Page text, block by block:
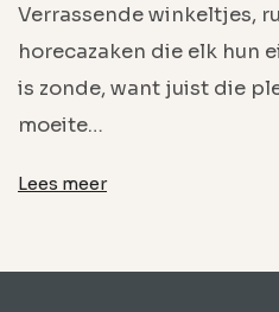
Verrassende winkeltjes,
horecazaken die elk hun
is zonde, want juist die
moeite…
Lees meer